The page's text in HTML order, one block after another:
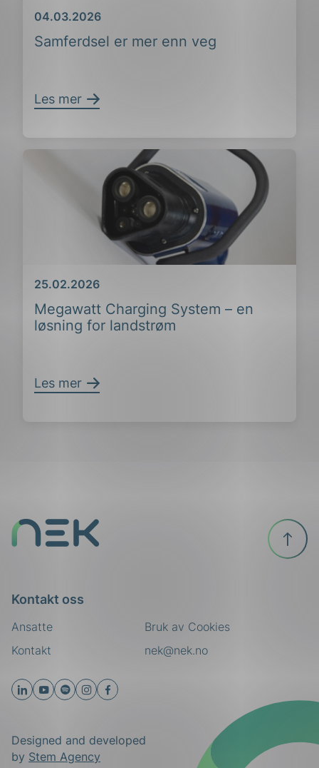
Samferdsel er mer enn veg
Dato
04.03.2026
Les mer
Megawatt Charging System – en
løsning for landstrøm
Dato
25.02.2026
Les mer
Kontakt oss
Ansatte
nek@nek.no
Kontakt
Bruk av Cookies
Designed and developed
by Stem Agency
Til
toppen